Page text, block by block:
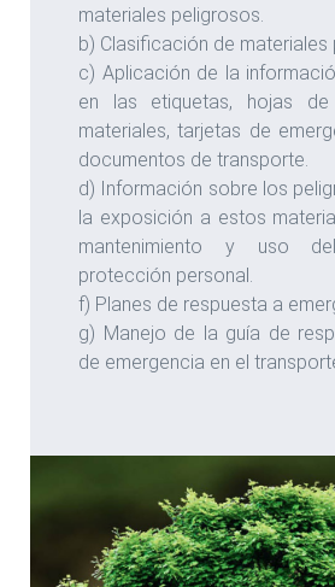
materiales peligrosos.
b) Clasificación de materiales
c) Aplicación de la
en las etiquetas, hojas de
materiales, tarjetas de
documentos de transporte.
d) Información sobre los
la exposición a estos
mantenimiento y uso
protección personal.
f) Planes de respuesta a
g) Manejo de la guía de
de emergencia en el